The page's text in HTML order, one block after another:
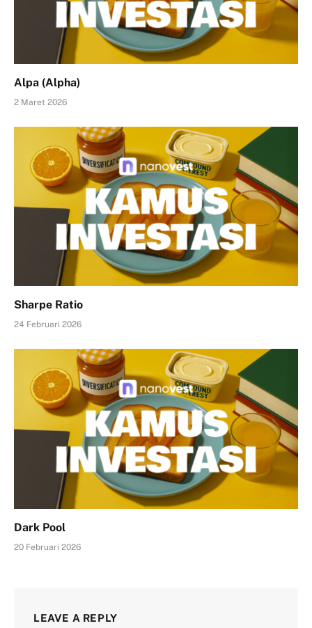
Alpa (Alpha)
2 Maret 2026
Sharpe Ratio
24 Februari 2026
Dark Pool
20 Februari 2026
LEAVE A REPLY